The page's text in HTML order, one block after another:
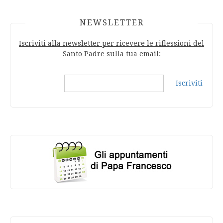
NEWSLETTER
Iscriviti alla newsletter per ricevere le riflessioni del
Santo Padre sulla tua email:
Iscriviti